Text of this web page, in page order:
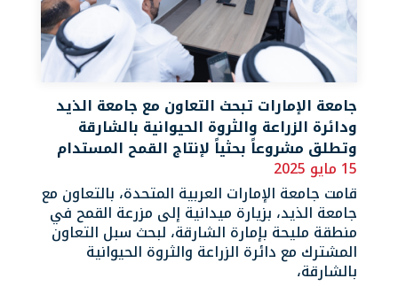
جامعة الإمارات تبحث التعاون مع جامعة الذيد
ودائرة الزراعة والثروة الحيوانية بالشارقة
وتطلق مشروعاً بحثياً لإنتاج القمح المستدام
15 مايو 2025
قامت جامعة الإمارات العربية المتحدة، بالتعاون مع
جامعة الذيد، بزيارة ميدانية إلى مزرعة القمح في
منطقة مليحة بإمارة الشارقة، لبحث سبل التعاون
المشترك مع دائرة الزراعة والثروة الحيوانية
بالشارقة،